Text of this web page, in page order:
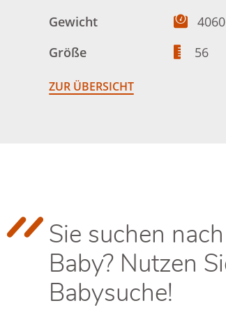
Gewicht
4060
Größe
56
ZUR ÜBERSICHT
Sie suchen
Baby? Nutzen
Babysuche!